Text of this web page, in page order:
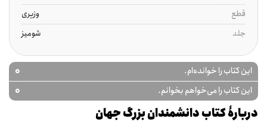
قطع
وزیری
جلد
شومیز
این کتاب را خوانده‌ام. 0
این کتاب را می‌خواهم بخوانم. 0
دربارۀ کتاب دانشمندان بزرگ جهان